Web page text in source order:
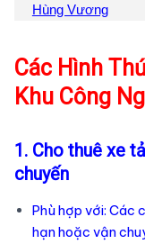
Hùng Vương
Các Hình
Khu Công
1. Cho thuê xe
chuyến
Phù hợp với: Các
hạn hoặc vận